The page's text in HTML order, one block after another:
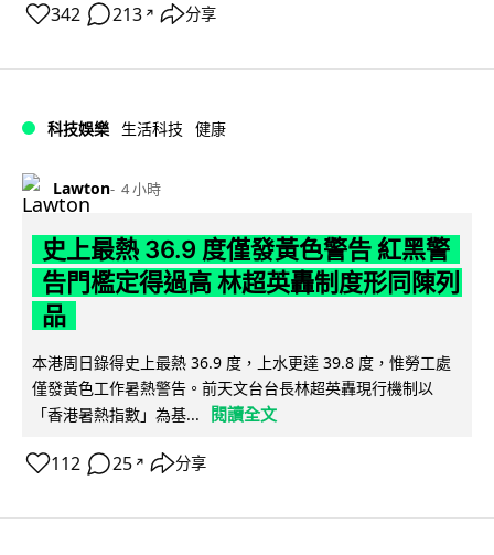
342 213 ↗ 分享
科技娛樂 生活科技 健康
Lawton 4 小時
史上最熱 36.9 度僅發黃色警告 紅黑警
告門檻定得過高 林超英轟制度形同陳列
品
本港周日錄得史上最熱 36.9 度，上水更達 39.8 度，惟勞工處
僅發黃色工作暑熱警告。前天文台台長林超英轟現行機制以
「香港暑熱指數」為基...
閱讀全文
112 25 ↗ 分享